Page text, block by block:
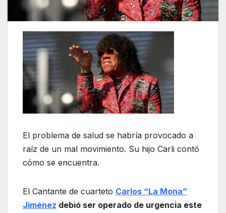
El problema de salud se habría provocado a
raíz de un mal movimiento. Su hijo Carli contó
cómo se encuentra.
El Cantante de cuarteto Carlos “La Mona”
Jiménez debió ser operado de urgencia este